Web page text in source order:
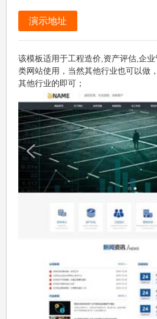
演示地址
该模板适用于工程造价,资产评估,企
类网站使用，当然其他行业也可以做
其他行业的即可；